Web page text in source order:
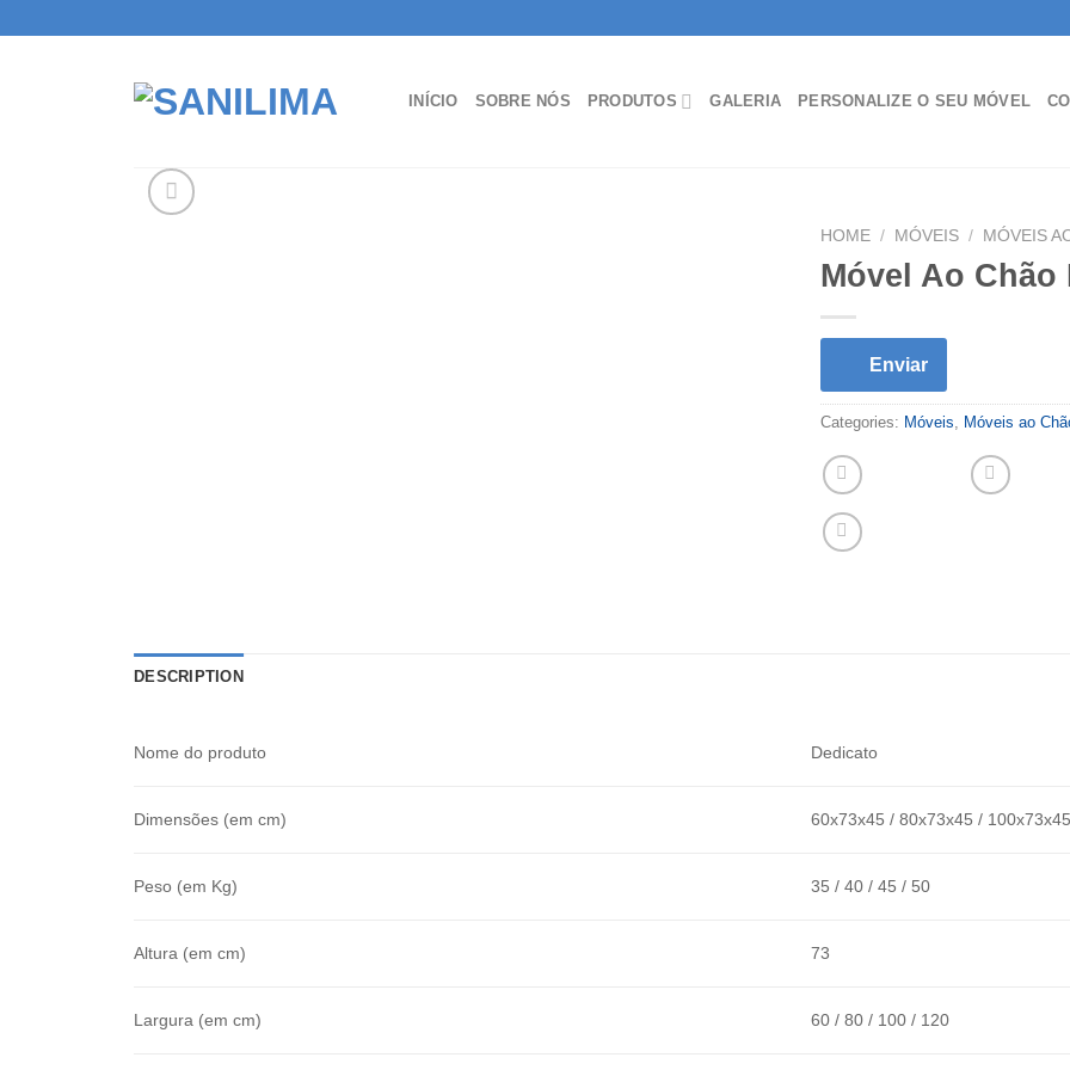
INÍCIO SOBRE NÓS PRODUTOS GALERIA PERSONALIZE O SEU MÓVEL
HOME / MÓVEIS / MÓVEIS
Móvel Ao Chão
Enviar
Categories: Móveis Móveis ao
DESCRIPTION
Nome do produto Dedicato
Dimensões (em cm) 60x73x45 / 80x73x45 /
Peso (em Kg) 35 / 40 / 45 / 50
Altura (em cm) 73
Largura (em cm) 60 / 80 / 100 / 120